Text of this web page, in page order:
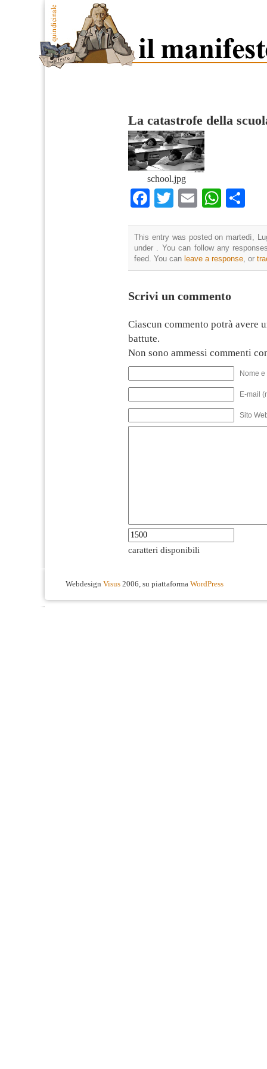
La catastrofe della
school.jpg
Facebook
TwitterEmail
This entry was posted on martedì,
under . You can follow any
feed. You can leave a response , or
Scrivi un commento
Ciascun commento potrà avere
battute.
Non sono ammessi commenti
Nome
E-mail
Sito
caratteri disponibili
Webdesign Visus 2006, su piattaforma WordPress